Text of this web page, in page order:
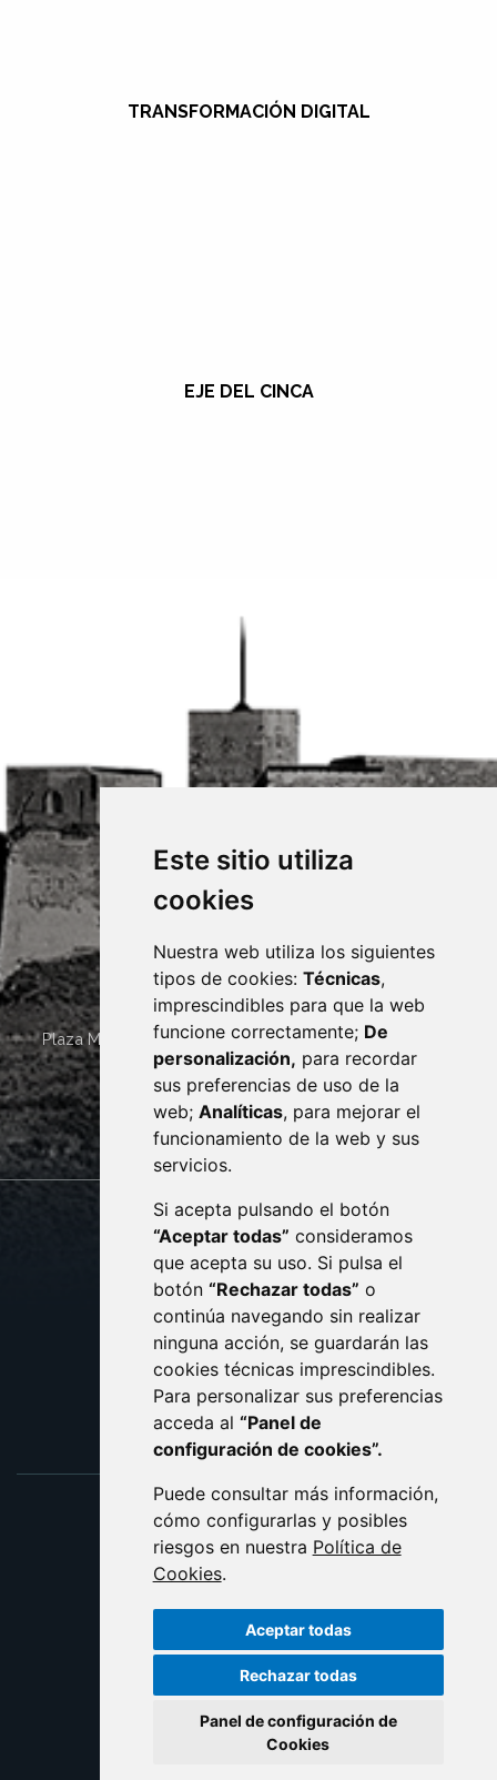
Este sitio utiliza
cookies
Nuestra web utiliza los siguientes
tipos de cookies: Técnicas,
imprescindibles para que la web
funcione correctamente; De
personalización, para recordar
sus preferencias de uso de la
web; Analíticas, para mejorar el
funcionamiento de la web y sus
servicios.
Si acepta pulsando el botón
“Aceptar todas” consideramos
que acepta su uso. Si pulsa el
botón “Rechazar todas” o
continúa navegando sin realizar
ninguna acción, se guardarán las
cookies técnicas imprescindibles.
Para personalizar sus preferencias
acceda al “Panel de
configuración de cookies”.
Puede consultar más información,
cómo configurarlas y posibles
riesgos en nuestra Política de
Cookies.
Aceptar todas
Rechazar todas
Panel de configuración de
Cookies
TRANSFORMACIÓN DIGITAL
EJE DEL CINCA
Plaza Mayor 4 22400 MONZÓN - ARAGÓN (ESPAÑA)
· (34) 974 400 700 ·
sac@monzon.es
monzon.es
CONTACTO
AVISO LEGAL
PROTECCIÓN DE DATOS
POLÍTICA DE COOKIES
ACCESIBILIDAD
ENLACE EXTERNO AL